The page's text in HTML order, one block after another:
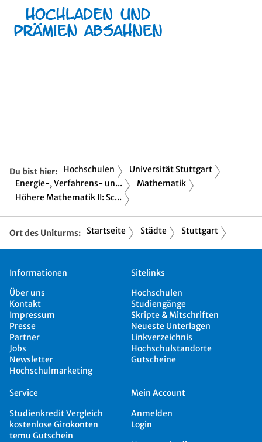
Du bist hier: Hochschulen
Universität Stuttgart
Energie-, Verfahrens- un...
Mathematik
Höhere Mathematik II: Sc...
Ort des Uniturms: Startseite Städte Stuttgart
Informationen
Über uns
Kontakt
Impressum
Presse
Partner
Jobs
Newsletter
Hochschulmarketing
Sitelinks
Hochschulen
Studiengänge
Skripte & Mitschriften
Neueste Unterlagen
Linkverzeichnis
Hochschulstandorte
Gutscheine
Service
Studienkredit Vergleich
kostenlose Girokonten
temu Gutschein
Mein Account
Anmelden
Login